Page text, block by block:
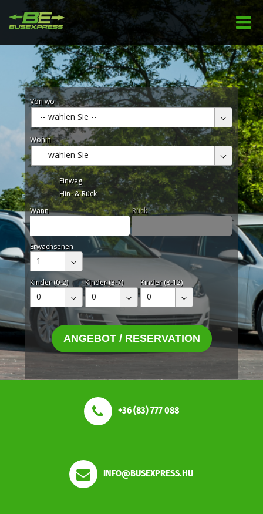
Von wo
-- wählen Sie --
Wohin
-- wählen Sie --
Einweg
Hin- & Rück
Wann
Rück
Erwachsenen
1
Kinder (0-2)
0
Kinder (3-7)
0
Kinder (8-12)
0
ANGEBOT / RESERVATION
+36 (83) 777 088
INFO@BUSEXPRESS.HU